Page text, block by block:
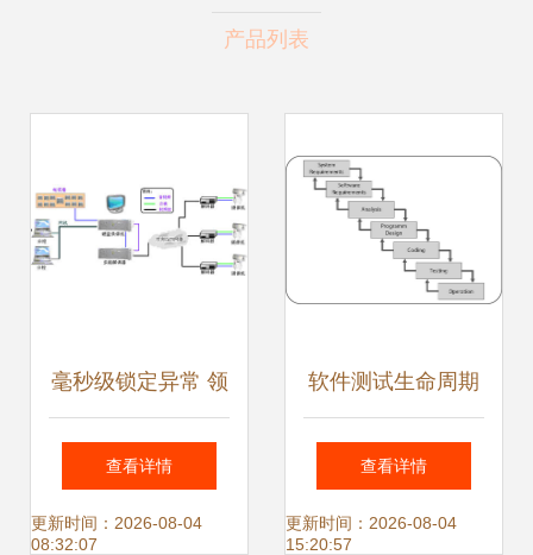
产品列表
毫秒级锁定异常 领
测测与纵畅电子监
考方案
查看详情
更新时间：2026-08-04
08:32:07
软件测试生命周期
构建可靠软件的系
统化路径与专业测
查看详情
更新时间：2026-08-04
15:20:57